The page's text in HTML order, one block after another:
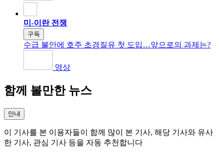
미-이란 전쟁
구독
수급 불안에 호주 초경질유 첫 도입…앞으로의 과제는?
영상
함께 볼만한 뉴스
안내
이 기사를 본 이용자들이 함께 많이 본 기사, 해당 기사와 유사
한 기사, 관심 기사 등을 자동 추천합니다